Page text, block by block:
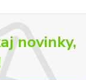
novinky,